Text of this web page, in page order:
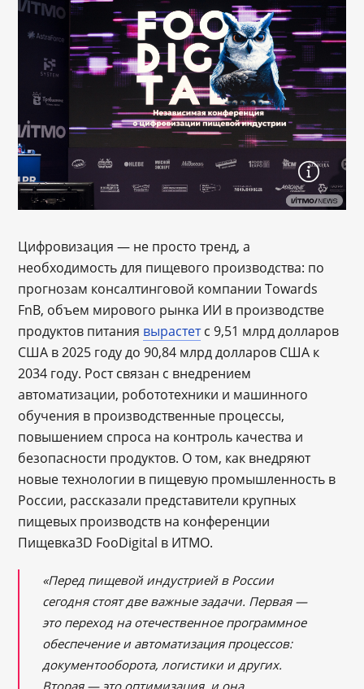
Цифровизация — не просто тренд, а
необходимость для пищевого производства: по
прогнозам консалтинговой компании Towards
FnB, объем мирового рынка ИИ в производстве
продуктов питания вырастетс 9,51 млрд долларов
США в 2025 году до 90,84 млрд долларов США к
2034 году. Рост связан с внедрением
автоматизации, робототехники и машинного
обучения в производственные процессы,
повышением спроса на контроль качества и
безопасности продуктов. О том, как внедряют
новые технологии в пищевую промышленность в
России, рассказали представители крупных
пищевых производств на конференции
Пищевка3D FooDigital в ИТМО.
«Перед пищевой индустрией в России
сегодня стоят две важные задачи. Первая —
это переход на отечественное программное
обеспечение и автоматизация процессов:
документооборота, логистики и других.
Вторая — это оптимизация, и она,